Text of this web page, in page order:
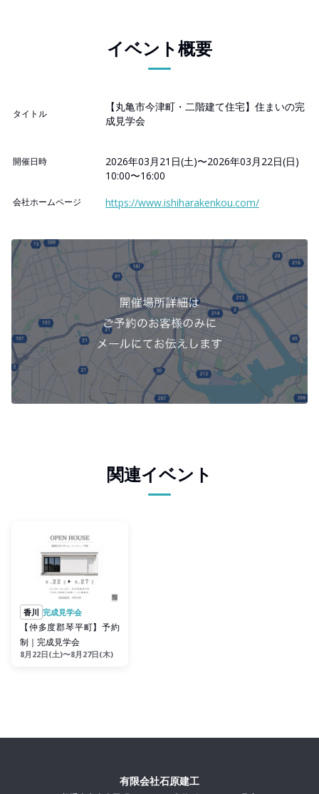
イベント概要
タイトル
【丸亀市今津町・二階建て住宅】住まいの完
成見学会
開催日時
2026年03月21日(土)〜2026年03月22日(日)
10:00〜16:00
会社ホームページ https://www.ishiharakenkou.com/
関連イベント
香川 完成見学会
【仲多度郡琴平町】予約
制｜完成見学会
8月22日(土)〜8月27日(木)
有限会社石原建工